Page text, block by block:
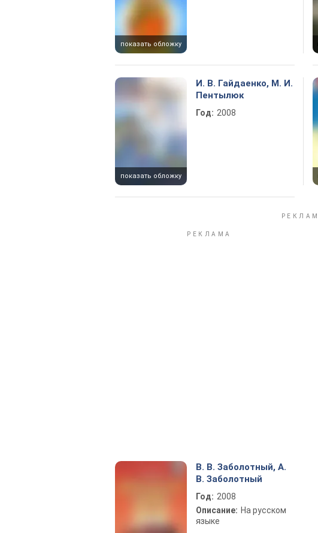
показать обложку
показать обложку
И. В. Гайдаенко, М. И.
Пентылюк
Год: 2008
В. В. Заболотный, А.
В. Заболотный
Год: 2008
Описание: На русском
языке